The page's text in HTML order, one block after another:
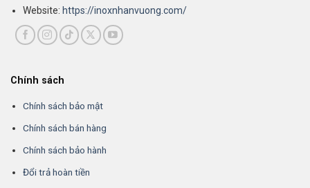
Website: https://inoxnhanvuong.com/
Chính sách
Chính sách bảo mật
Chính sách bán hàng
Chính sách bảo hành
Đổi trả hoàn tiền